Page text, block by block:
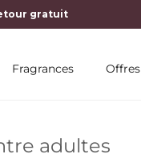
COMMANDE
Fragrances Offres
adultes